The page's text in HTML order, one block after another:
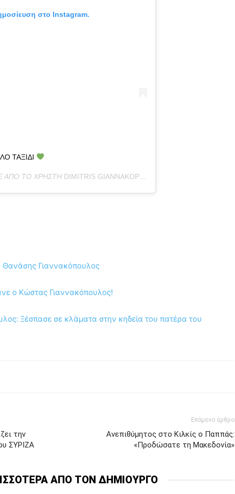
στο Instagram.
ΤΑΞΙΔΙ
ΑΠΌ ΤΟ ΧΡΉΣΤΗ DIMITRIS GIANNAKOPOULOS
Γιαννακόπουλος
ο Κώστας Γιαννακόπουλος!
Ξέσπασε σε κλάματα στην κηδεία του πατέρα του
την
ΣΥΡΙΖΑ
Επόμενο άρθρο
Ανεπιθύμητος στο Κιλκίς ο Παππάς:
«Προδώσατε τη Μακεδονία»
ΑΠΟ ΤΟΝ ΔΗΜΙΟΥΡΓΟ